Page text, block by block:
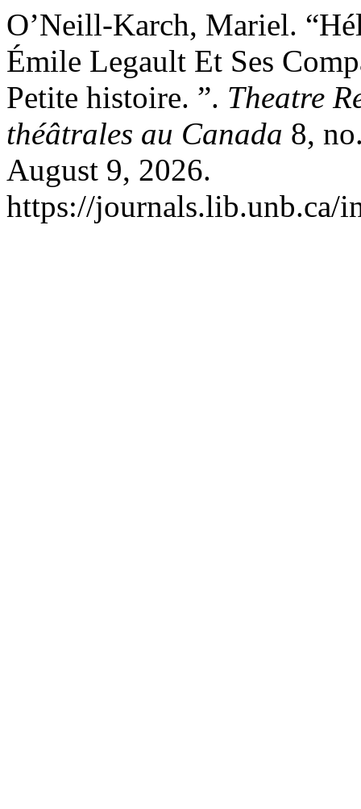
O’Neill-Karch, Mariel.
Émile Legault Et Ses
Petite histoire. ”. Theatre
théâtrales au Canada 8,
August 9, 2026.
https://journals.lib.unb.ca/